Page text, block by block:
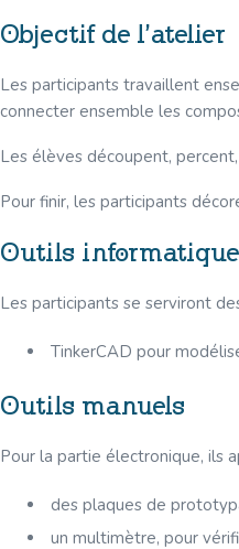
Objectif de l’atelier
Les participants travaillent
connecter ensemble les
Les élèves découpent,
Pour finir, les participants
Outils
Les participants se serviront
TinkerCAD pour
Outils manuels
Pour la partie électronique, ils
des plaques de
un multimètre, pour